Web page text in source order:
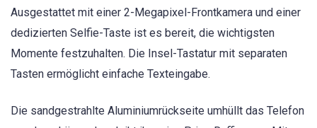
Ausgestattet mit einer 2-Megapixel-Frontkamera und einer
dedizierten Selfie-Taste ist es bereit, die wichtigsten
Momente festzuhalten. Die Insel-Tastatur mit separaten
Tasten ermöglicht einfache Texteingabe.
Die sandgestrahlte Aluminiumrückseite umhüllt das Telefon